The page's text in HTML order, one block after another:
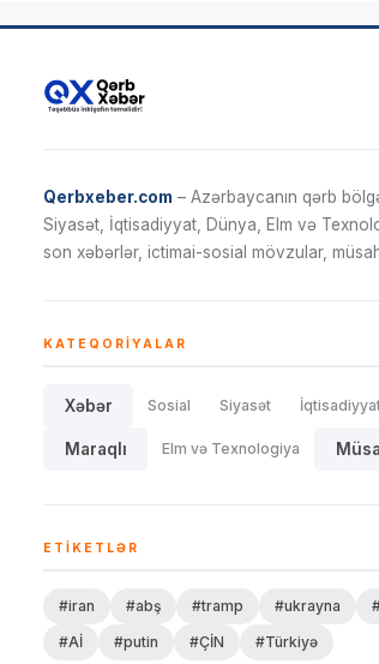
Qerbxeber.com – Azərbaycanın qərb
Siyasət, İqtisadiyyat, Dünya, Elm və
son xəbərlər, ictimai-sosial mövzular,
KATEQORIYALAR
Xəbər Sosial Siyasət
Maraqlı Elm və Texnologiya
ETIKETLƏR
#iran #abş #tramp #ukrayna
#Aİ
#putin #ÇİN #Türkiyə